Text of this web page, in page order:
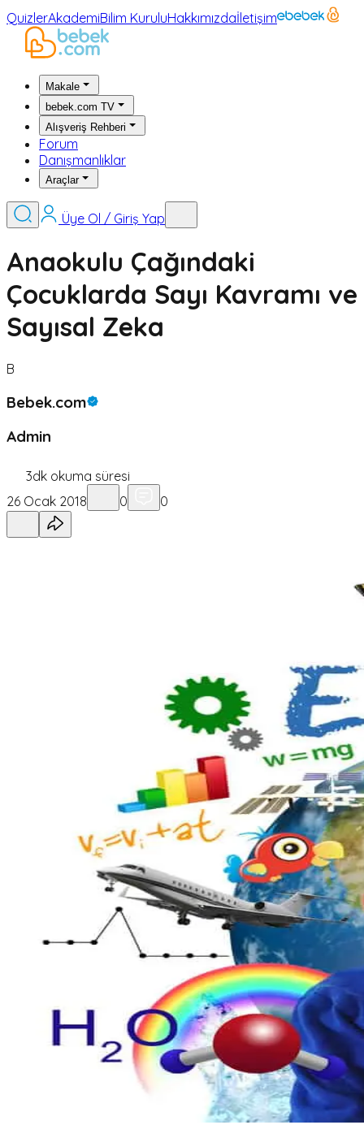
QuizlerAkademiBilim KuruluHakkımızdaİletişim
Makale
bebek.com TV
Alışveriş Rehberi
Forum
Danışmanlıklar
Araçlar
Üye Ol / Giriş Yap
Anaokulu Çağındaki
Çocuklarda Sayı Kavramı ve
Sayısal Zeka
B
Bebek.com
Admin
3dk okuma süresi
26 Ocak 2018
0 0